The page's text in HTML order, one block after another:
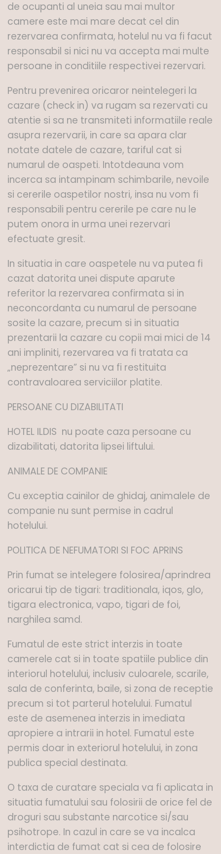
de ocupanti al uneia sau mai multor
camere este mai mare decat cel din
rezervarea confirmata, hotelul nu va fi facut
responsabil si nici nu va accepta mai multe
persoane in conditiile respectivei rezervari.
Pentru prevenirea oricaror neintelegeri la
cazare (check in) va rugam sa rezervati cu
atentie si sa ne transmiteti informatiile reale
asupra rezervarii, in care sa apara clar
notate datele de cazare, tariful cat si
numarul de oaspeti. Intotdeauna vom
incerca sa intampinam schimbarile, nevoile
si cererile oaspetilor nostri, insa nu vom fi
responsabili pentru cererile pe care nu le
putem onora in urma unei rezervari
efectuate gresit.
In situatia in care oaspetele nu va putea fi
cazat datorita unei dispute aparute
referitor la rezervarea confirmata si in
neconcordanta cu numarul de persoane
sosite la cazare, precum si in situatia
prezentarii la cazare cu copii mai mici de 14
ani impliniti, rezervarea va fi tratata ca
„neprezentare” si nu va fi restituita
contravaloarea serviciilor platite.
PERSOANE CU DIZABILITATI
HOTEL ILDIS nu poate caza persoane cu
dizabilitati, datorita lipsei liftului.
ANIMALE DE COMPANIE
Cu exceptia cainilor de ghidaj, animalele de
companie nu sunt permise in cadrul
hotelului.
POLITICA DE NEFUMATORI SI FOC APRINS
Prin fumat se intelegere folosirea/aprindrea
oricarui tip de tigari: traditionala, iqos, glo,
tigara electronica, vapo, tigari de foi,
narghilea samd.
Fumatul de este strict interzis in toate
camerele cat si in toate spatiile publice din
interiorul hotelului, inclusiv culoarele, scarile,
sala de conferinta, baile, si zona de receptie
precum si tot parterul hotelului. Fumatul
este de asemenea interzis in imediata
apropiere a intrarii in hotel. Fumatul este
permis doar in exteriorul hotelului, in zona
publica special destinata.
O taxa de curatare speciala va fi aplicata in
situatia fumatului sau folosirii de orice fel de
droguri sau substante narcotice si/sau
psihotrope. In cazul in care se va incalca
interdictia de fumat cat si cea de folosire